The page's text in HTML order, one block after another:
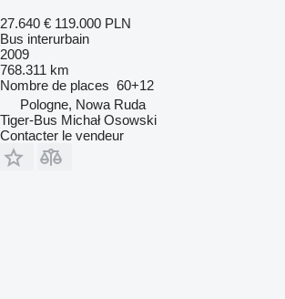
27.640 € 119.000 PLN
Bus interurbain
2009
768.311 km
Nombre de places 60+12
Pologne, Nowa Ruda
Tiger-Bus Michał Osowski
Contacter le vendeur